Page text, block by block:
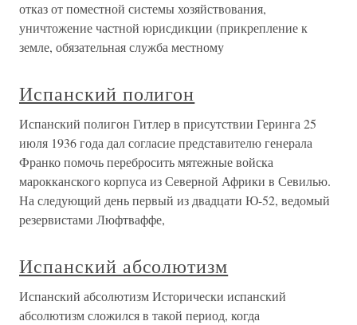
отказ от поместной системы хозяйствования,
уничтожение частной юрисдикции (прикрепление к
земле, обязательная служба местному
Испанский полигон
Испанский полигон Гитлер в присутствии Геринга 25
июля 1936 года дал согласие представителю генерала
Франко помочь перебросить мятежные войска
марокканского корпуса из Северной Африки в Севилью.
На следующий день первый из двадцати Ю-52, ведомый
резервистами Люфтваффе,
Испанский абсолютизм
Испанский абсолютизм Исторически испанский
абсолютизм сложился в такой период, когда